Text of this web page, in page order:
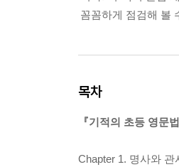
꼼꼼하게 점검해 볼
목차
『기적의 초등 영문법
Chapter 1. 명사와 관